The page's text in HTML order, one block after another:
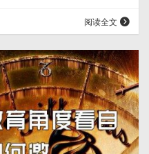
注重培养孩子们的情绪管
好地应对人生中的挑战和
阅读全文